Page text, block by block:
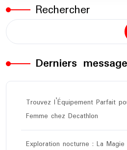
Rechercher
Derniers
Trouvez l’Équipement Parfait
Femme chez Decathlon
Exploration nocturne : La